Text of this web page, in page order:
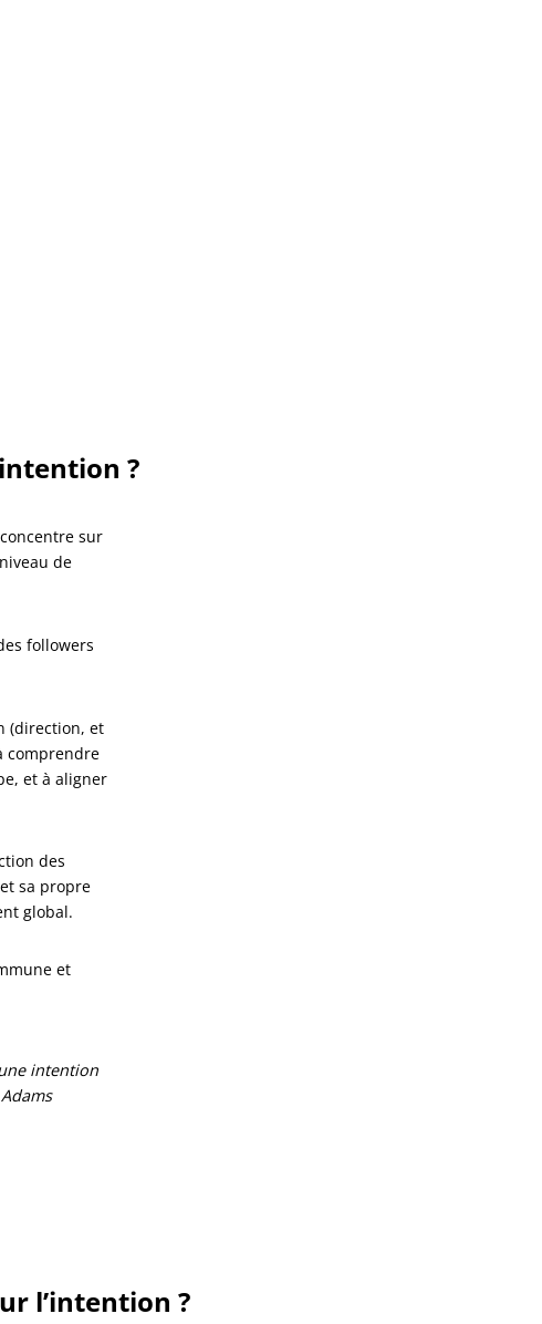
?
sur
de
followers
(direction, et
comprendre
et à aligner
des
sa propre
global.
et
intention
l’intention ?